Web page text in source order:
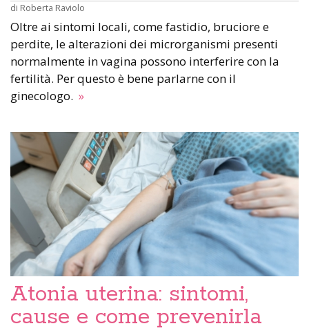
di Roberta Raviolo
Oltre ai sintomi locali, come fastidio, bruciore e
perdite, le alterazioni dei microrganismi presenti
normalmente in vagina possono interferire con la
fertilità. Per questo è bene parlarne con il
ginecologo. »
Atonia uterina: sintomi,
cause e come prevenirla